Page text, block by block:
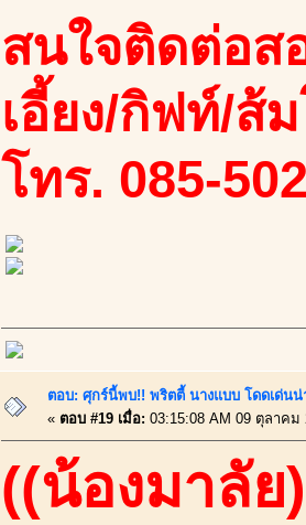
สนใจติดต่อส
เอี้ยง/กิฟท์/ส้
โทร. 085-
ตอบ: ศุกร์นี้พบ!! พริตตี้ นางแบบ โดดเด่นน่
« ตอบ #19 เมื่อ: 03:15:08 AM 09 ตุลาคม
((น้องมาลัย